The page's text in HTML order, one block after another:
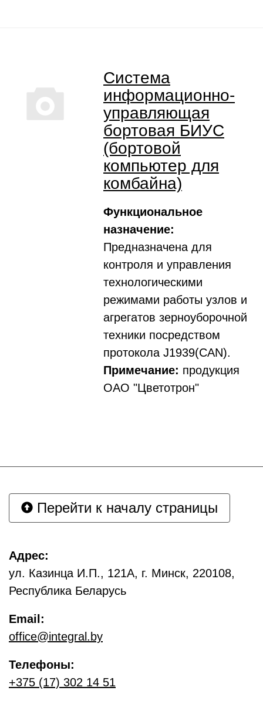
Система
информационно-
управляющая
бортовая БИУС
(бортовой
компьютер для
комбайна)
Функциональное
назначение:
Предназначена для
контроля и управления
технологическими
режимами работы узлов и
агрегатов зерноуборочной
техники посредством
протокола J1939(CAN).
Примечание: продукция
ОАО "Цветотрон"
Перейти к началу страницы
Адрес:
ул. Казинца И.П., 121А, г. Минск, 220108,
Республика Беларусь
Email:
office@integral.by
Телефоны:
+375 (17) 302 14 51